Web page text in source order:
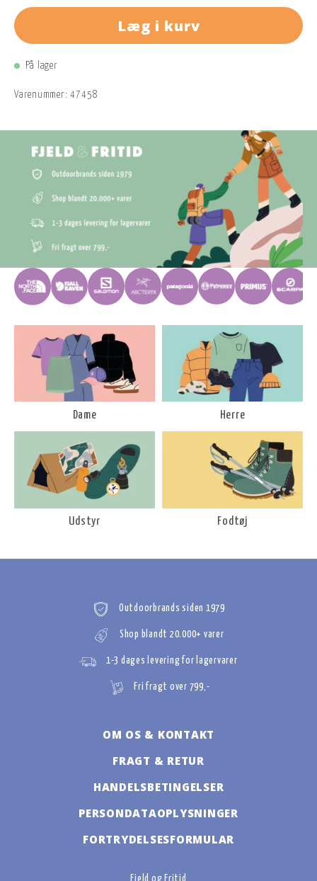
Læg i kurv
På lager
Varenummer: 47458
Dame Herre
Udstyr Fodtøj
Outdoorbrands siden 1979
Shop blandt 20.000+ varer
1-3 dages levering for lagervarer
Fri fragt over 799,-
OM OS & KONTAKT
FRAGT & RETUR
HANDELSBETINGELSER
PERSONDATAOPLYSNINGER
FORTRYDELSESFORMULAR